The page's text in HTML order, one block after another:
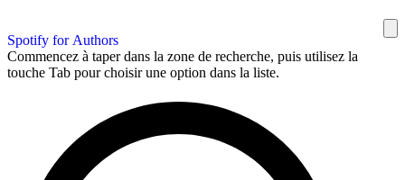
Spotify for Authors
Commencez à taper dans la zone de recherche, puis utilisez la
touche Tab pour choisir une option dans la liste.